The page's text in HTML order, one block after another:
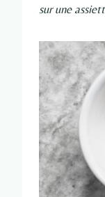
sur une